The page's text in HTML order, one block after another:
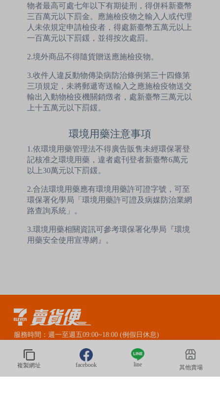
複製網址 facebook line 其他賣場
物者最高可處七年以下有期徒刑，得併科新臺幣
三百萬元以下罰金。應施檢疫物之輸入人或代理
人未依規定申請檢疫者，得處新臺幣五萬元以上
一百萬元以下罰鍰，並得按次處罰。
2.境外商品不得隨貨贈送應施檢疫物。
3.收件人違反動物傳染病防治條例第三十四條第
三項規定，未將郵遞寄送輸入之應施檢疫物送交
輸出入動物檢疫機關銷燬者，處新臺幣三萬元以
上十五萬元以下罰鍰。
環境用藥注意事項
1.依環境用藥管理法不得廣告販售未經環保署登
記核准之環境用藥，違者處刊登者新臺幣6萬元
以上30萬元以下罰鍰。
2.合法環境用藥應有環境用藥許可證字號，可至
環保署化學局「環境用藥許可證及病媒防治業網
路查詢系統」。
3.環境用藥相關資訊可參考環保署化學局『環境
用藥安全使用宣導網』。
服務時間：週一至週五09:00~18:00 (例假日休息)